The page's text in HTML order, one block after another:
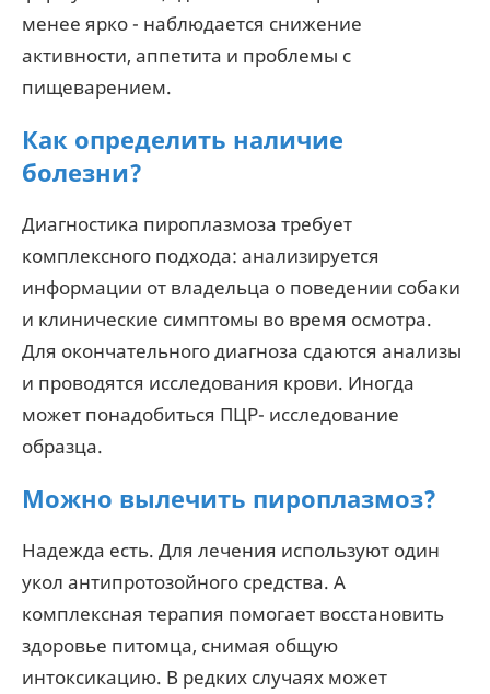
менее ярко - наблюдается снижение
активности, аппетита и проблемы с
пищеварением.
Как определить наличие
болезни?
Диагностика пироплазмоза требует
комплексного подхода: анализируется
информации от владельца о поведении собаки
и клинические симптомы во время осмотра.
Для окончательного диагноза сдаются анализы
и проводятся исследования крови. Иногда
может понадобиться ПЦР- исследование
образца.
Можно вылечить пироплазмоз?
Надежда есть. Для лечения используют один
укол антипротозойного средства. А
комплексная терапия помогает восстановить
здоровье питомца, снимая общую
интоксикацию. В редких случаях может